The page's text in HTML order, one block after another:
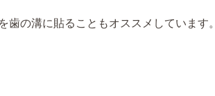
の溝に貼ることもオススメしています。